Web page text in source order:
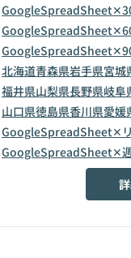
北海道青森県岩手県宮城
福井県山梨県長野県岐阜
山口県徳島県香川県愛媛
GoogleSpreadSheet✕
GoogleSpreadSheet✕